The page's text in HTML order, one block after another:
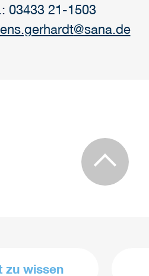
03433 21-1503
@sana.de
zu wissen